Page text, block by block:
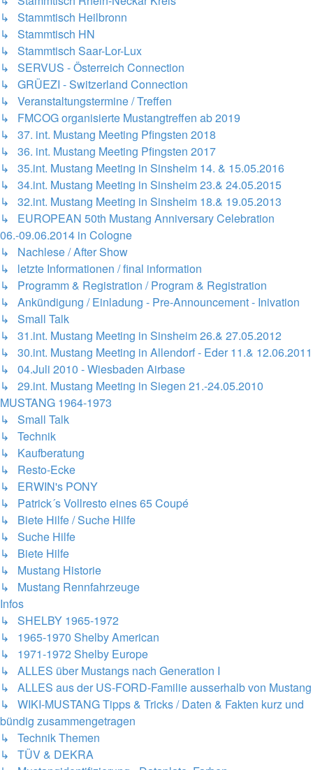
↳ Stammtisch Heilbronn
↳ Stammtisch HN
↳ Stammtisch Saar-Lor-Lux
↳ SERVUS - Österreich Connection
↳ GRÜEZI - Switzerland Connection
↳ Veranstaltungstermine / Treffen
↳ FMCOG organisierte Mustangtreffen ab 2019
↳ 37. int. Mustang Meeting Pfingsten 2018
↳ 36. int. Mustang Meeting Pfingsten 2017
↳ 35.int. Mustang Meeting in Sinsheim 14. & 15.05.2016
↳ 34.int. Mustang Meeting in Sinsheim 23.& 24.05.2015
↳ 32.int. Mustang Meeting in Sinsheim 18.& 19.05.2013
↳ EUROPEAN 50th Mustang Anniversary Celebration
06.-09.06.2014 in Cologne
↳ Nachlese / After Show
↳ letzte Informationen / final information
↳ Programm & Registration / Program & Registration
↳ Ankündigung / Einladung - Pre-Announcement - Inivation
↳ Small Talk
↳ 31.int. Mustang Meeting in Sinsheim 26.& 27.05.2012
↳ 30.int. Mustang Meeting in Allendorf - Eder 11.& 12.06.2011
↳ 04.Juli 2010 - Wiesbaden Airbase
↳ 29.int. Mustang Meeting in Siegen 21.-24.05.2010
MUSTANG 1964-1973
↳ Small Talk
↳ Technik
↳ Kaufberatung
↳ Resto-Ecke
↳ ERWIN's PONY
↳ Patrick´s Vollresto eines 65 Coupé
↳ Biete Hilfe / Suche Hilfe
↳ Suche Hilfe
↳ Biete Hilfe
↳ Mustang Historie
↳ Mustang Rennfahrzeuge
Infos
↳ SHELBY 1965-1972
↳ 1965-1970 Shelby American
↳ 1971-1972 Shelby Europe
↳ ALLES über Mustangs nach Generation I
↳ ALLES aus der US-FORD-Familie ausserhalb von Mustang
↳ WIKI-MUSTANG Tipps & Tricks / Daten & Fakten kurz und
bündig zusammengetragen
↳ Technik Themen
↳ TÜV & DEKRA